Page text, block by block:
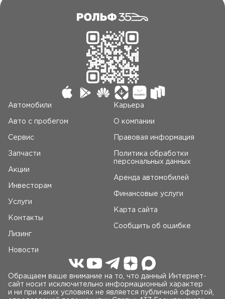
Автомобили
Авто c пробегом
Сервис
Запчасти
Акции
Инвесторам
Услуги
Контакты
Лизинг
Новости
Карьера
О компании
Правовая информация
Политика обработки
персональных данных
Аренда автомобилей
Финансовые услуги
Карта сайта
Сообщить об ошибке
Обращаем ваше внимание на то, что данный Интернет-
сайт носит исключительно информационный характер
и ни при каких условиях не является публичной офертой,